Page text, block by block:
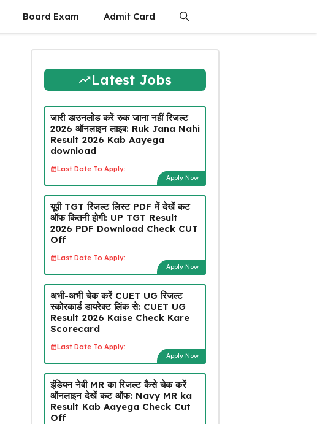
Board Exam Admit Card
Latest Jobs
जारी डाउनलोड करें रुक जाना नहीं रिजल्ट
2026 ऑनलाइन लाइव: Ruk Jana Nahi
Result 2026 Kab Aayega
download
Last Date To Apply:
Apply Now
यूपी TGT रिजल्ट लिस्ट PDF में देखें कट
ऑफ कितनी होगी: UP TGT Result
2026 PDF Download Check CUT
Off
Last Date To Apply:
Apply Now
अभी-अभी चेक करें CUET UG रिजल्ट
स्कोरकार्ड डायरेक्ट लिंक से: CUET UG
Result 2026 Kaise Check Kare
Scorecard
Last Date To Apply:
Apply Now
इंडियन नेवी MR का रिजल्ट कैसे चेक करें
ऑनलाइन देखें कट ऑफ: Navy MR ka
Result Kab Aayega Check Cut
Off